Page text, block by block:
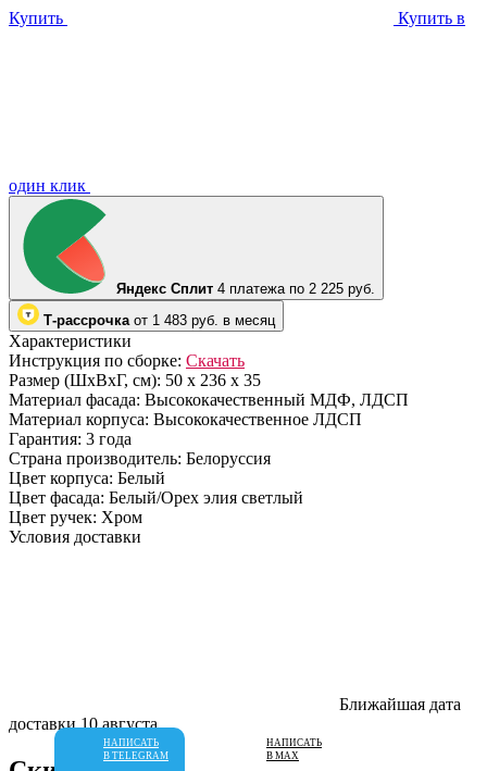
Купить Купить в
один клик
Яндекс Сплит 4 платежа по 2 225 руб.
Т-рассрочка от 1 483 руб. в месяц
Характеристики
Инструкция по сборке: Скачать
Размер (ШхВхГ, см): 50 х 236 х 35
Материал фасада: Высококачественный МДФ, ЛДСП
Материал корпуса: Высококачественное ЛДСП
Гарантия: 3 года
Страна производитель: Белоруссия
Цвет корпуса: Белый
Цвет фасада: Белый/Орех элия светлый
Цвет ручек: Хром
Условия доставки
Ближайшая дата
доставки10 августа
НАПИСАТЬ
В TELEGRAM
НАПИСАТЬ
В MAX